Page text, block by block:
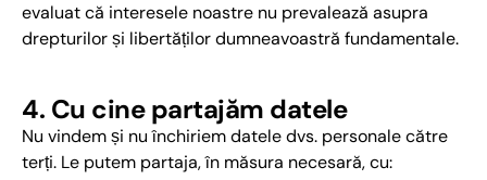
evaluat că interesele noastre nu prevalează asupra
drepturilor și libertăților dumneavoastră fundamentale.
4. Cu cine partajăm datele
Nu vindem și nu închiriem datele dvs. personale către
terți. Le putem partaja, în măsura necesară, cu: